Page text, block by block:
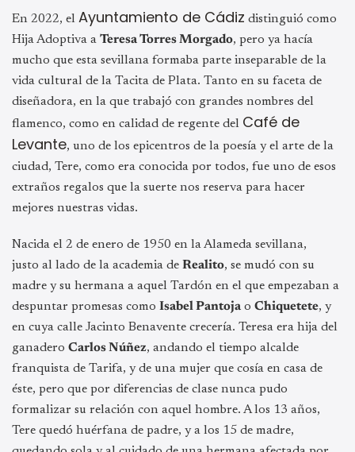
En 2022, el Ayuntamiento de Cádiz distinguió como
Hija Adoptiva a Teresa Torres Morgado, pero ya hacía
mucho que esta sevillana formaba parte inseparable de la
vida cultural de la Tacita de Plata. Tanto en su faceta de
diseñadora, en la que trabajó con grandes nombres del
flamenco, como en calidad de regente del Café de
Levante, uno de los epicentros de la poesía y el arte de la
ciudad, Tere, como era conocida por todos, fue uno de esos
extraños regalos que la suerte nos reserva para hacer
mejores nuestras vidas.
Nacida el 2 de enero de 1950 en la Alameda sevillana,
justo al lado de la academia de Realito, se mudó con su
madre y su hermana a aquel Tardón en el que empezaban a
despuntar promesas como Isabel Pantoja o Chiquetete, y
en cuya calle Jacinto Benavente crecería. Teresa era hija del
ganadero Carlos Núñez, andando el tiempo alcalde
franquista de Tarifa, y de una mujer que cosía en casa de
éste, pero que por diferencias de clase nunca pudo
formalizar su relación con aquel hombre. A los 13 años,
Tere quedó huérfana de padre, y a los 15 de madre,